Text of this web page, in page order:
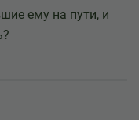
ему на пути, и